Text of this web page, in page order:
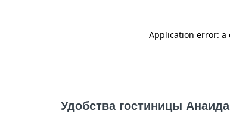
Удобства гостиницы Анаида